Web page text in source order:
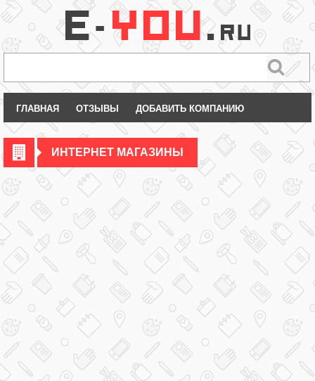
ГЛАВНАЯ ОТЗЫВЫ ДОБАВИТЬ КОМПАНИЮ
ИНТЕРНЕТ МАГАЗИНЫ